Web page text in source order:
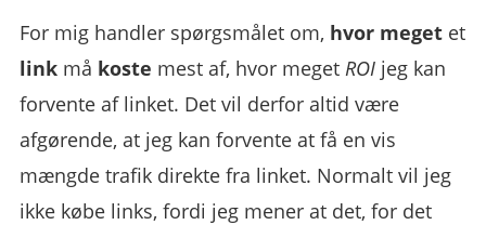
For mig handler spørgsmålet om, hvor meget et
link må koste mest af, hvor meget ROI jeg kan
forvente af linket. Det vil derfor altid være
afgørende, at jeg kan forvente at få en vis
mængde trafik direkte fra linket. Normalt vil jeg
ikke købe links, fordi jeg mener at det, for det